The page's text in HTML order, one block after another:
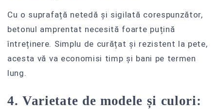
Cu o suprafață netedă și sigilată corespunzător,
betonul amprentat necesită foarte puțină
întreținere. Simplu de curățat și rezistent la pete,
acesta vă va economisi timp și bani pe termen
lung.
4. Varietate de modele și culori: